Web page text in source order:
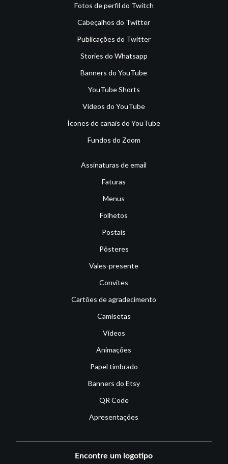
Fotos de perfil do Twitch
Cabeçalhos do Twitter
Publicações do Twitter
Stories do Whatsapp
Banners do YouTube
YouTube Shorts
Vídeos do YouTube
Ícones de canais do YouTube
Fundos do Zoom
Assinaturas de email
Faturas
Menus
Folhetos
Postais
Pôsteres
Vales-presente
Convites
Cartões de agradecimento
Camisetas
Vídeos
Animações
Papel timbrado
Banners do Etsy
QR Code
Apresentações
Encontre um logotipo